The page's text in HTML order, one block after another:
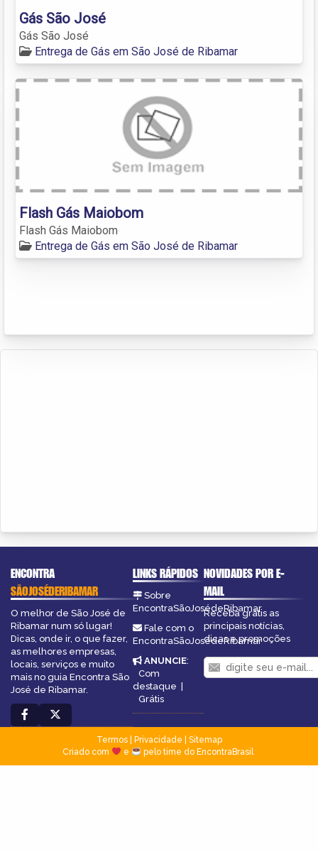
Gás São José
Gás São José
Entrega de Gás em São José de Ribamar
Flash Gás Maiobom
Flash Gás Maiobom
Entrega de Gás em São José de Ribamar
ENCONTRA
SÃOJOSÉDERIBAMAR
O melhor de São José de
Ribamar num só lugar!
Dicas, onde ir, o que fazer,
as melhores empresas,
locais, serviços e muito
mais no guia Encontra São
José de Ribamar.
LINKS RÁPIDOS
Sobre
EncontraSãoJosédeRibamar
Fale com o
EncontraSãoJosédeRibamar
ANUNCIE:
Com
destaque |
Grátis
NOVIDADES POR E-
MAIL
Receba grátis as
principais notícias,
dicas e promoções
Termos| Privacidade
Sitemap
Criado com
e pelo time do EncontraBrasil